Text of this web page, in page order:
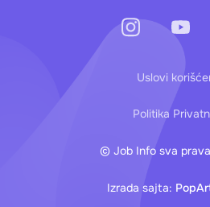
© Job Info sva
Uslovi
Politika
Izrada sajta: